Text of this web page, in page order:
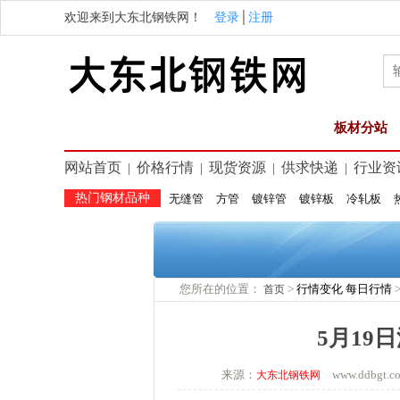
欢迎来到大东北钢铁网！ 登录 注册
板材分站
网站首页 价格行情 现货资源 供求快递 行业资
热门钢材品种 无缝管 方管 镀锌管 镀锌板 冷轧板
您所在的位置： 首页 > 行情变化 每日行情
5月19
来源： 大东北钢铁网